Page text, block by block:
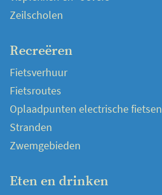
Zeilscholen
Recreëren
Fietsverhuur
Fietsroutes
Oplaadpunten electrische fietsen
Stranden
Zwemgebieden
Eten en drinken